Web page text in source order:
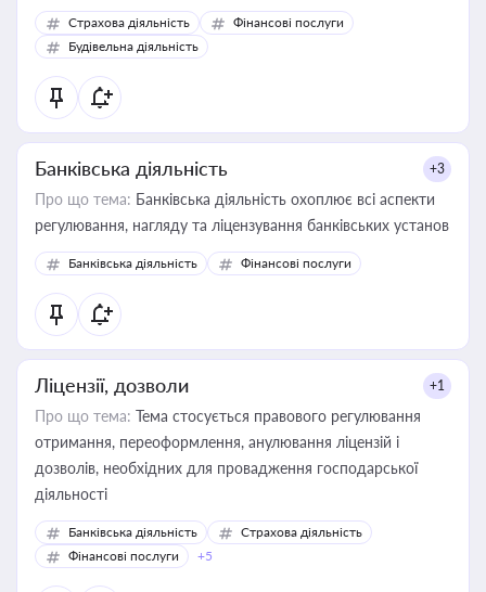
корисне для власника бізнесу, керівника, юриста або
бухгалтера під час оподаткування, приватизації, оренди
державного майна, корпоративних угод і перевірки
статусу суб'єктів оціночної діяльності
Страхова діяльність
Фінансові послуги
Будівельна діяльність
Банківська діяльність +3
Про що тема: Банківська діяльність охоплює всі аспекти
регулювання, нагляду та ліцензування банківських установ
Банківська діяльність Фінансові послуги
Ліцензії, дозволи +1
Про що тема: Тема стосується правового регулювання
отримання, переоформлення, анулювання ліцензій і
дозволів, необхідних для провадження господарської
діяльності
Банківська діяльність
Страхова діяльність
Фінансові послуги
+5